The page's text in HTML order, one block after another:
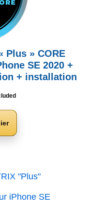
Plus » CORE
SE 2020 +
+ installation